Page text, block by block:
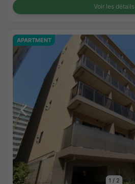
Voir les détails
1 / 2
APARTMENT